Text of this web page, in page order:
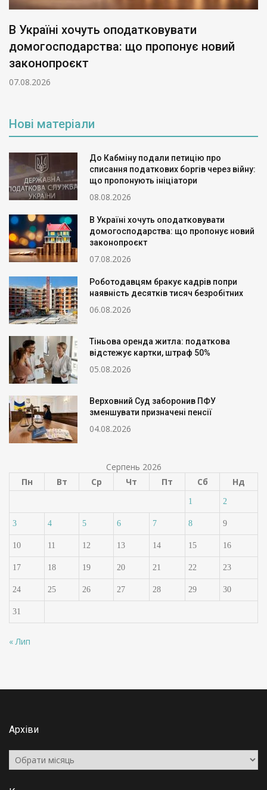
В Україні хочуть оподатковувати
домогосподарства: що пропонує новий
законопроєкт
07.08.2026
Нові матеріали
До Кабміну подали петицію про
списання податкових боргів через війну:
що пропонують ініціатори
08.08.2026
В Україні хочуть оподатковувати
домогосподарства: що пропонує новий
законопроєкт
07.08.2026
Роботодавцям бракує кадрів попри
наявність десятків тисяч безробітних
06.08.2026
Тіньова оренда житла: податкова
відстежує картки, штраф 50%
05.08.2026
Верховний Суд заборонив ПФУ
зменшувати призначені пенсії
04.08.2026
Серпень 2026
Пн
Вт Ср Чт Пт Сб Нд
1 2
3 4 5 6 7 8 9
10 11 12 13 14 15 16
17 18 19 20 21 22 23
24 25 26 27 28 29 30
31
« Лип
Архіви
Архіви